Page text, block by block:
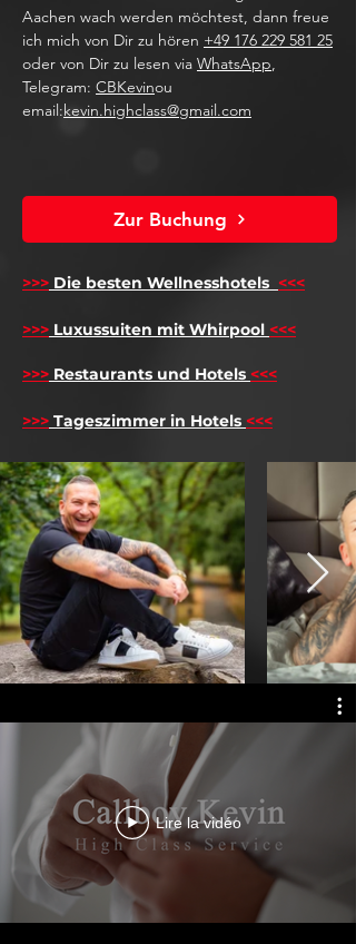
Aachen wach werden möchtest, dann freue
ich mich von Dir zu hören +49 176 229 581 25
oder von Dir zu lesen via WhatsApp,
Telegram: CBKevinou
email:kevin.highclass@gmail.com
Zur Buchung
>>> Die besten Wellnesshotels <<<
>>> Luxussuiten mit Whirpool <<<
>>> Restaurants und Hotels <<<
>>> Tageszimmer in Hotels <<<
Lire la vidéo